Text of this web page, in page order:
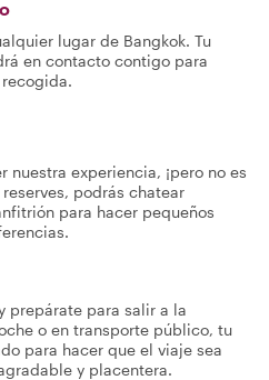
lugar de Bangkok. Tu
en contacto contigo para
nuestra experiencia, ¡pero no es
podrás chatear
para hacer pequeños
prepárate para salir a la
o en transporte público, tu
para hacer que el viaje sea
y placentera.